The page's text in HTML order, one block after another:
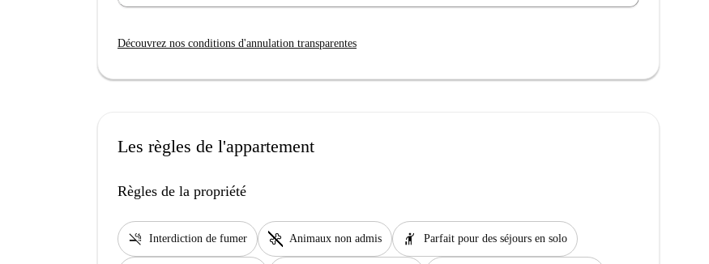
Découvrez nos conditions d'annulation transparentes
Les règles de l'appartement
Règles de la propriété
smoke_free Interdiction de fumer pet_supplies Animaux non admis hail Parfait pour des séjours en solo